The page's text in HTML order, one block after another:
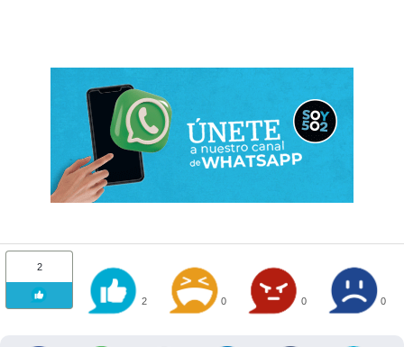
2
2 0 0 0